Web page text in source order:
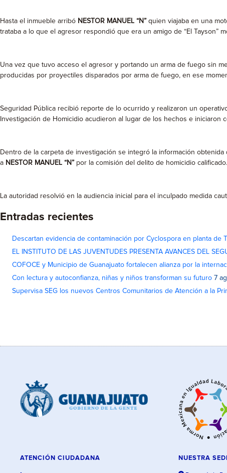
Hasta el inmueble arribó NESTOR MANUEL “N” quien viajaba en una
trataba a lo que el agresor respondió que era un amigo de “El Tayson”
Una vez que tuvo acceso el agresor y portando un arma de fuego sin
producidas por proyectiles disparados por arma de fuego, en ese
Seguridad Pública recibió reporte de lo ocurrido y realizaron un
Investigación de Homicidio acudieron al lugar de los hechos e
Dentro de la carpeta de investigación se integró la información
a NESTOR MANUEL “N” por la comisión del delito de homicidio calificado.
La autoridad resolvió en la audiencia inicial para el inculpado medida
Entradas recientes
Descartan evidencia de contaminación por Cyclospora en planta de
EL INSTITUTO DE LAS JUVENTUDES PRESENTA AVANCES DEL
COFOCE y Municipio de Guanajuato fortalecen alianza por la
Con lectura y autoconfianza, niñas y niños transforman su futuro 7
Supervisa SEG los nuevos Centros Comunitarios de Atención a la
ATENCIÓN CIUDADANA NUESTRA